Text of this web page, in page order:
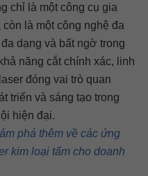
chỉ là một công cụ gia
là một công nghệ đa
dạng và bất ngờ trong
năng cắt chính xác, linh
đóng vai trò quan
triển và sáng tạo trong
hiện đại.
phá thêm về các ứng
kim loại tấm cho doanh